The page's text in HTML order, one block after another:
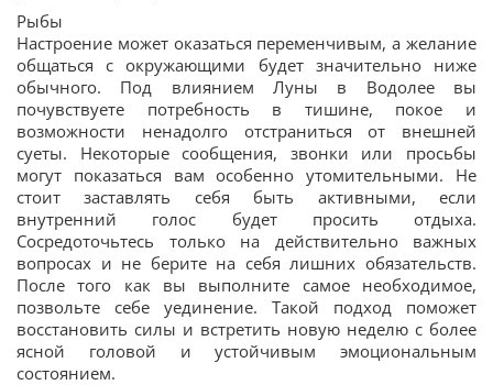
Рыбы
Настроение может оказаться переменчивым, а желание
общаться с окружающими будет значительно ниже
обычного. Под влиянием Луны в Водолее вы
почувствуете потребность в тишине, покое и
возможности ненадолго отстраниться от внешней
суеты. Некоторые сообщения, звонки или просьбы
могут показаться вам особенно утомительными. Не
стоит заставлять себя быть активными, если
внутренний голос будет просить отдыха.
Сосредоточьтесь только на действительно важных
вопросах и не берите на себя лишних обязательств.
После того как вы выполните самое необходимое,
позвольте себе уединение. Такой подход поможет
восстановить силы и встретить новую неделю с более
ясной головой и устойчивым эмоциональным
состоянием.